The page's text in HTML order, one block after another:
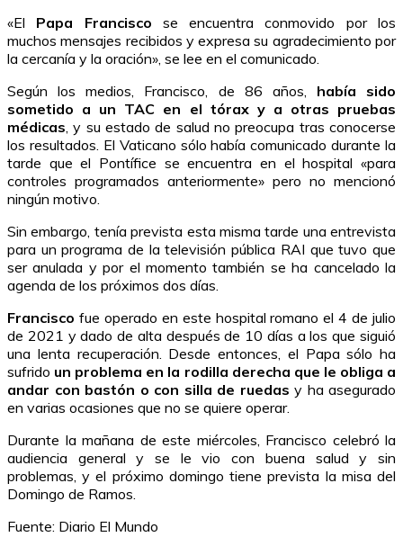
«El Papa Francisco se encuentra conmovido por los
muchos mensajes recibidos y expresa su agradecimiento por
la cercanía y la oración», se lee en el comunicado.
Según los medios, Francisco, de 86 años, había sido
sometido a un TAC en el tórax y a otras pruebas
médicas , y su estado de salud no preocupa tras conocerse
los resultados. El Vaticano sólo había comunicado durante la
tarde que el Pontífice se encuentra en el hospital «para
controles programados anteriormente» pero no mencionó
ningún motivo.
Sin embargo, tenía prevista esta misma tarde una entrevista
para un programa de la televisión pública RAI que tuvo que
ser anulada y por el momento también se ha cancelado la
agenda de los próximos dos días.
Francisco fue operado en este hospital romano el 4 de julio
de 2021 y dado de alta después de 10 días a los que siguió
una lenta recuperación. Desde entonces, el Papa sólo ha
sufrido un problema en la rodilla derecha que le obliga a
andar con bastón o con silla de ruedas y ha asegurado
en varias ocasiones que no se quiere operar.
Durante la mañana de este miércoles, Francisco celebró la
audiencia general y se le vio con buena salud y sin
problemas, y el próximo domingo tiene prevista la misa del
Domingo de Ramos.
Fuente: Diario El Mundo